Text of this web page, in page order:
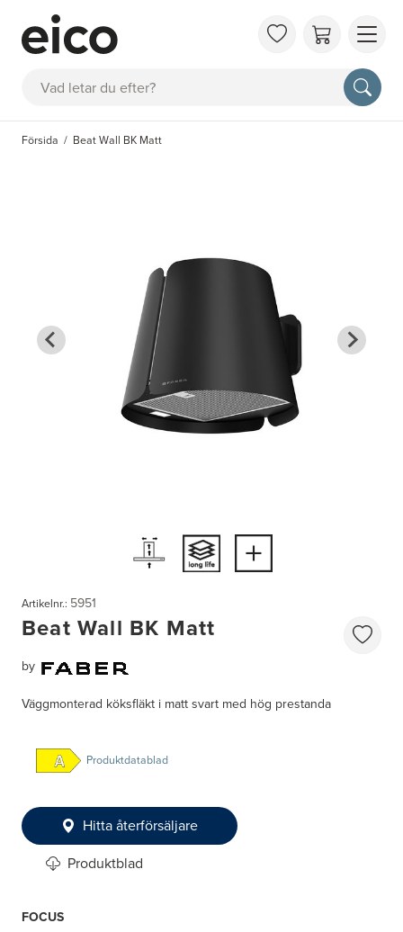
Sök
OM
FAQ
Försida Beat Wall BK Matt
Artikelnr.: 5951
Beat Wall BK Matt
by
Väggmonterad köksfläkt i matt svart med hög prestanda
Produktdatablad
Hitta återförsäljare
Produktblad
FOCUS